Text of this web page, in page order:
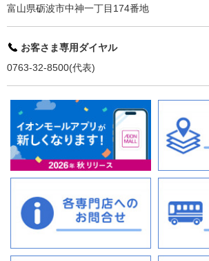
富山県砺波市中神一丁目174番地
お客さま専用ダイヤル
0763-32-8500(代表)